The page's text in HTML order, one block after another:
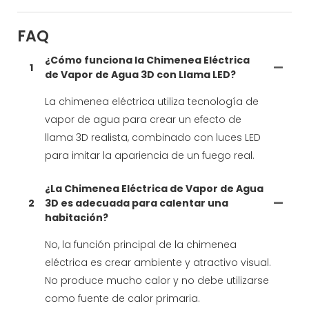
FAQ
1
¿Cómo funciona la Chimenea Eléctrica
de Vapor de Agua 3D con Llama LED?
La chimenea eléctrica utiliza tecnología de
vapor de agua para crear un efecto de
llama 3D realista, combinado con luces LED
para imitar la apariencia de un fuego real.
2
¿La Chimenea Eléctrica de Vapor de Agua
3D es adecuada para calentar una
habitación?
No, la función principal de la chimenea
eléctrica es crear ambiente y atractivo visual.
No produce mucho calor y no debe utilizarse
como fuente de calor primaria.